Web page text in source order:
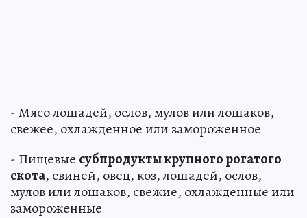
- Мясо лошадей, ослов, мулов или лошаков,
свежее, охлажденное или замороженное
- Пищевые субпродукты крупного рогатого
скота, свиней, овец, коз, лошадей, ослов,
мулов или лошаков, свежие, охлажденные или
замороженные